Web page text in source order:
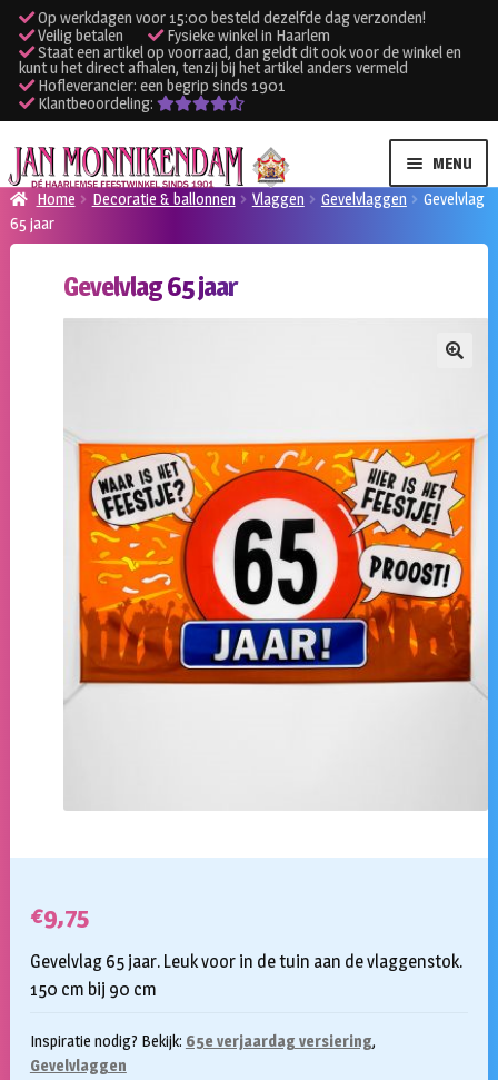
Op werkdagen voor 15:00 besteld dezelfde dag verzonden!
Veilig betalen
Fysieke winkel in Haarlem
Staat een artikel op voorraad, dan geldt dit ook voor de winkel en
kunt u het direct afhalen, tenzij bij het artikel anders vermeld
Hofleverancier: een begrip sinds 1901
Klantbeoordeling:
Ga
door
naar
navigatie
Ga
naar
de
inhoud
MENU
Verhuur apparatuur
Inloggen
Home Decoratie & ballonnen Vlaggen Gevelvlaggen
Gevelvlag
65 jaar
Gevelvlag 65 jaar
€9,75
Gevelvlag 65 jaar. Leuk voor in de tuin aan de vlaggenstok.
150 cm bij 90 cm
Inspiratie nodig? Bekijk: 65e verjaardag versiering,
Gevelvlaggen